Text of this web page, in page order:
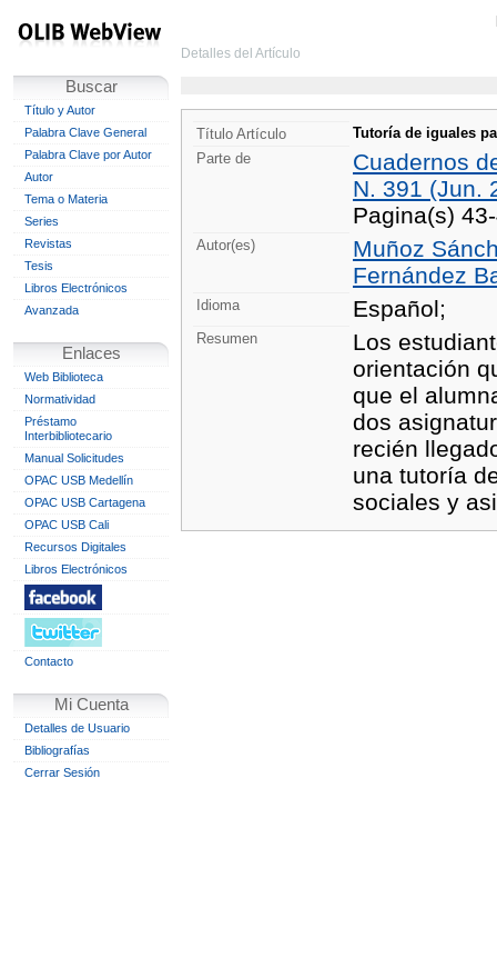
Buscar
Título y Autor
Palabra Clave General
Palabra Clave por Autor
Autor
Tema o Materia
Series
Revistas
Tesis
Libros Electrónicos
Avanzada
Enlaces
Web Biblioteca
Normatividad
Préstamo
Interbibliotecario
Manual Solicitudes
OPAC USB Medellín
OPAC USB Cartagena
OPAC USB Cali
Recursos Digitales
Libros Electrónicos
Contacto
Mi Cuenta
Detalles de Usuario
Bibliografías
Cerrar Sesión
Detalles del Artículo
Título Artículo
Tutoría de iguales
Parte de
Cuadernos
N. 391 (Jun.
Pagina(s)
Autor(es)
Muñoz
Fernández
Idioma Español;
Resumen
Los
orientación
que el
dos
recién
una tutoría
sociales y